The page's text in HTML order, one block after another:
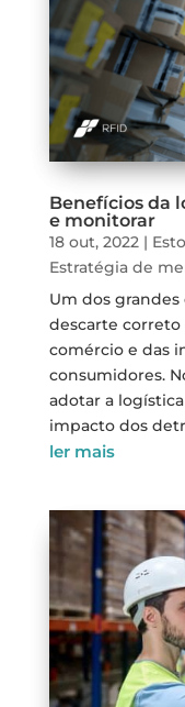
Benefícios da
e monitorar
18 out, 2022|
Estratégia de
Um dos
descarte correto
comércio e das
consumidores.
adotar a
impacto dos
ler mais